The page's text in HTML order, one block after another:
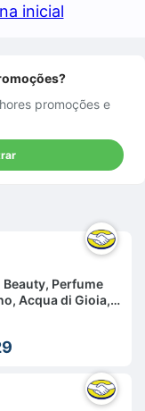
inicial
promoções e
Perfume
Acqua di Gioia,